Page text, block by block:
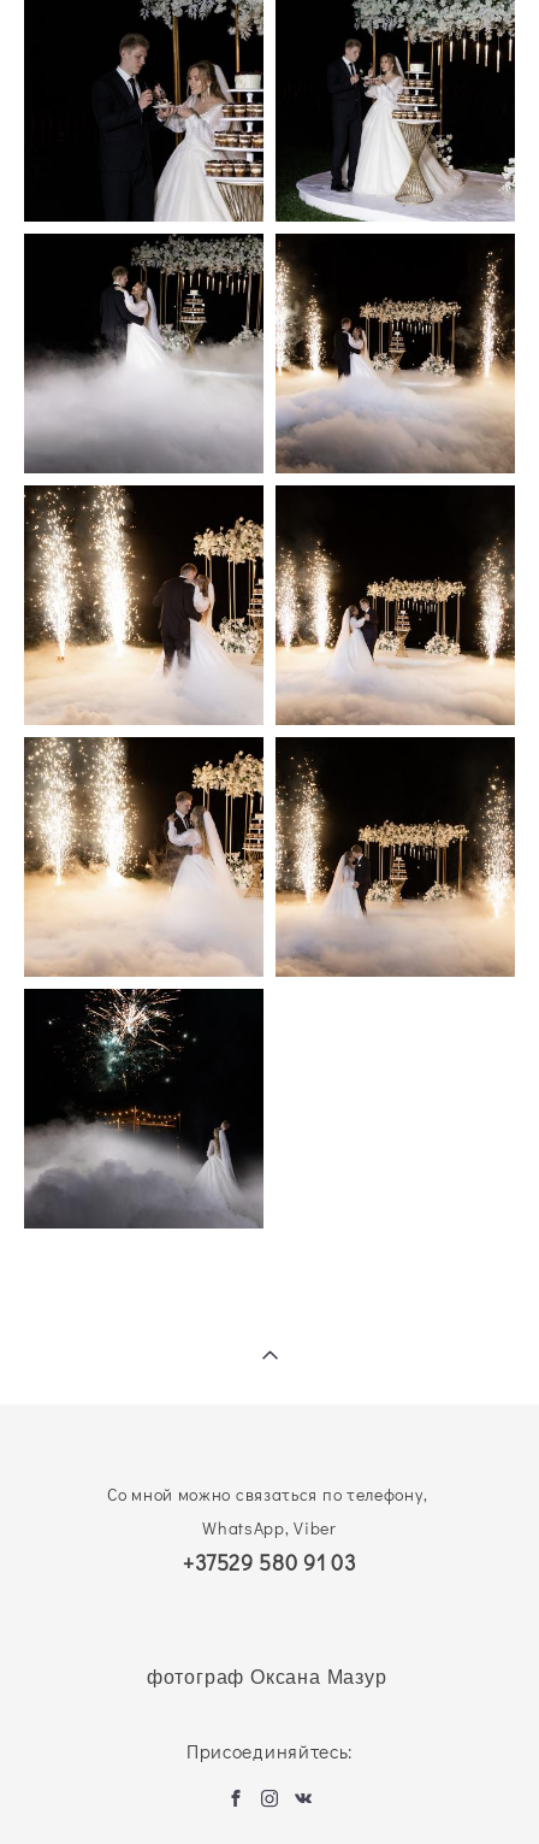
Со мной можно связаться по телефону,
WhatsApp, Viber
+37529 580 91 03
фотограф Оксана Мазур
Присоединяйтесь: